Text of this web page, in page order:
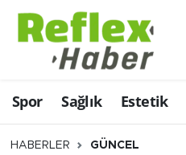
Spor Sağlık Estetik
HABERLER GÜNCEL
Eğitim
Estetik
Firmalardan
Nöbetçi Eczaneler
Hava Durumu
Namaz Vakitleri